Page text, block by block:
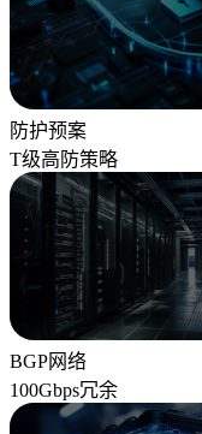
防护预案
T级高防策略
BGP网络
100Gbps冗余